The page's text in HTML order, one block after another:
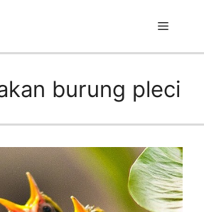
Menu
burung pleci